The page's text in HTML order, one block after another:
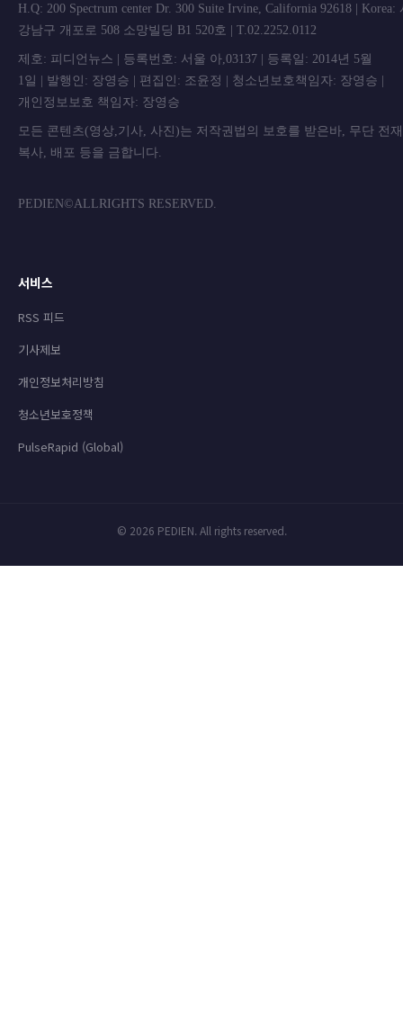
H.Q: 200 Spectrum center Dr. 300 Suite Irvine, California 92618 | Korea:
강남구 개포로 508 소망빌딩 B1 520호 | T.02.2252.0112
제호: 피디언뉴스 | 등록번호: 서울 아,03137 | 등록일: 2014년 5월
1일 | 발행인: 장영승 | 편집인: 조윤정 | 청소년보호책임자: 장영승 |
개인정보보호 책임자: 장영승
모든 콘텐츠(영상,기사, 사진)는 저작권법의 보호를 받은바, 무단 전
복사, 배포 등을 금합니
PEDIEN©ALLRIGHTS RESERVED.
서비스
RSS 피드
기사제보
개인정보처리방침
청소년보호정책
PulseRapid (Global)
© 2026 PEDIEN. All rights reserved.